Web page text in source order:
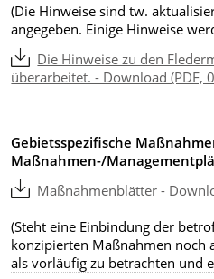
(Die Hinweise sind tw.
angegeben. Einige Hinweise
Die Hinweise zu den
überarbeitet. - Download (PDF,
Gebietsspezifische
Maßnahmen-/
Maßnahmenblätter -
(Steht eine Einbindung der
konzipierten Maßnahmen noch
als vorläufig zu betrachten und